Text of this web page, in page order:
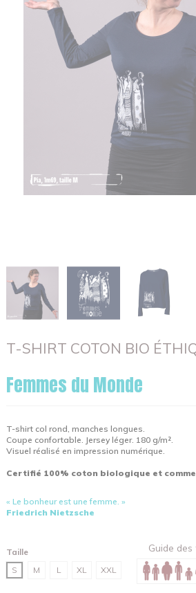
T-SHIRT COTON BIO
Femmes du Monde
T-shirt col rond, manches longues.
Coupe confortable. Jersey léger. 180 g/m².
Visuel réalisé en impression numérique.
Certifié 100% coton biologique et
« Le bonheur est une femme. »
Friedrich Nietzsche
Taille
S
M L XL XXL
Guide des